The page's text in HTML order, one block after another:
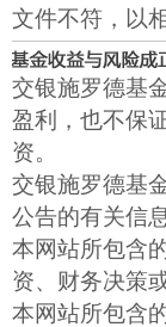
文件不符，以
交银施罗德基
盈利，也不保
资。
交银施罗德基
公告的有关信
本网站所包含
资、财务决策
本网站所包含